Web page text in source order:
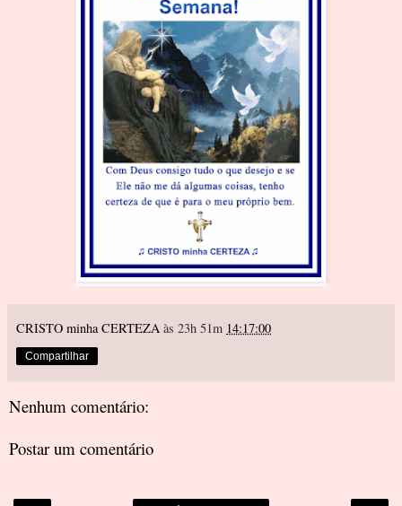
CRISTO minha CERTEZA às 23h 51m 14:17:00
Compartilhar
Nenhum comentário:
Postar um comentário